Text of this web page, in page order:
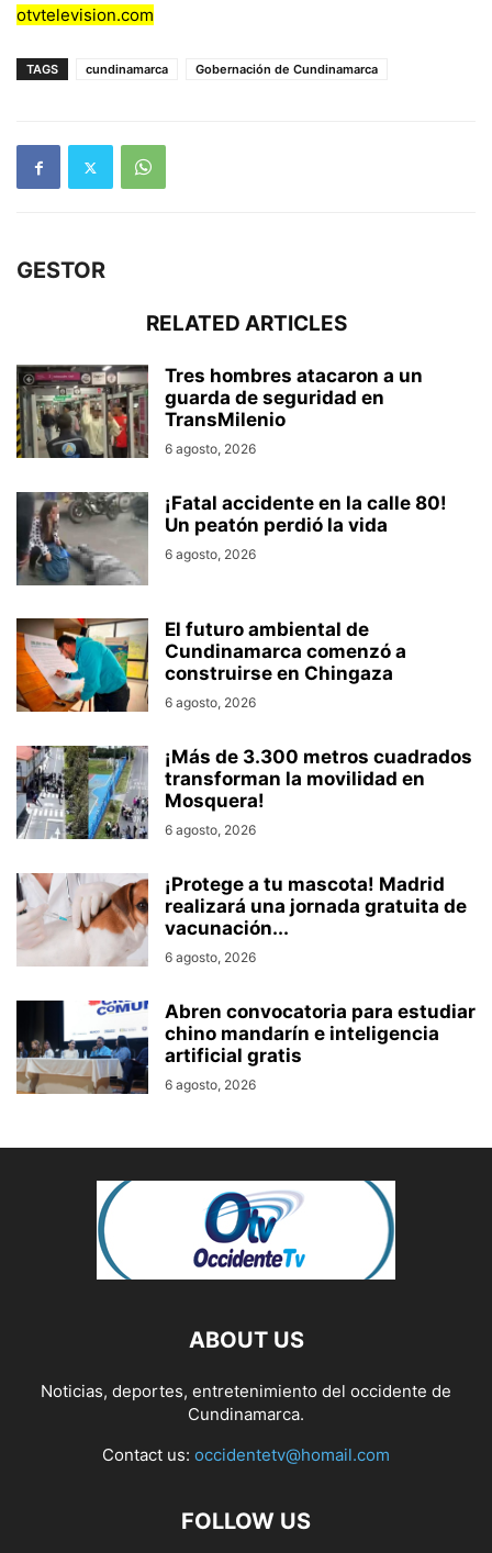
otvtelevision.com
TAGS cundinamarca Gobernación de Cundinamarca
GESTOR
RELATED ARTICLES
Tres hombres atacaron a un
guarda de seguridad en
TransMilenio
6 agosto, 2026
¡Fatal accidente en la calle 80!
Un peatón perdió la vida
6 agosto, 2026
El futuro ambiental de
Cundinamarca comenzó a
construirse en Chingaza
6 agosto, 2026
¡Más de 3.300 metros cuadrados
transforman la movilidad en
Mosquera!
6 agosto, 2026
¡Protege a tu mascota! Madrid
realizará una jornada gratuita de
vacunación...
6 agosto, 2026
Abren convocatoria para estudiar
chino mandarín e inteligencia
artificial gratis
6 agosto, 2026
ABOUT US
Noticias, deportes, entretenimiento del occidente de
Cundinamarca.
Contact us: occidentetv@homail.com
FOLLOW US